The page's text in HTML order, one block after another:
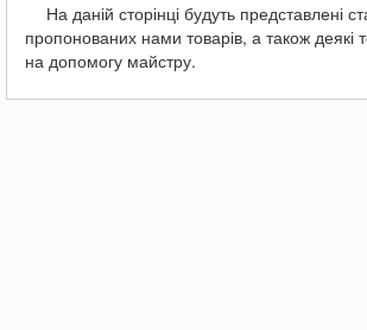
На даній сторінці будуть представлені
пропонованих нами товарів, а також деякі
на допомогу майстру.